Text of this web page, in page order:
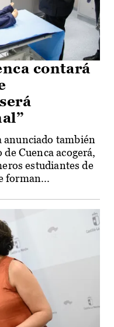
contará
anunciado también
Cuenca acogerá,
estudiantes de
forman...